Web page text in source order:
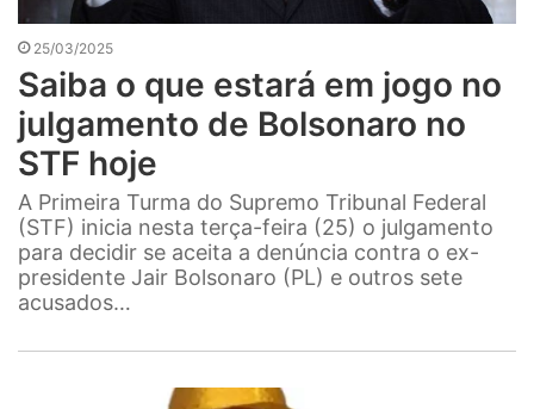
25/03/2025
Saiba o que estará em jogo no
julgamento de Bolsonaro no
STF hoje
A Primeira Turma do Supremo Tribunal Federal
(STF) inicia nesta terça-feira (25) o julgamento
para decidir se aceita a denúncia contra o ex-
presidente Jair Bolsonaro (PL) e outros sete
acusados…